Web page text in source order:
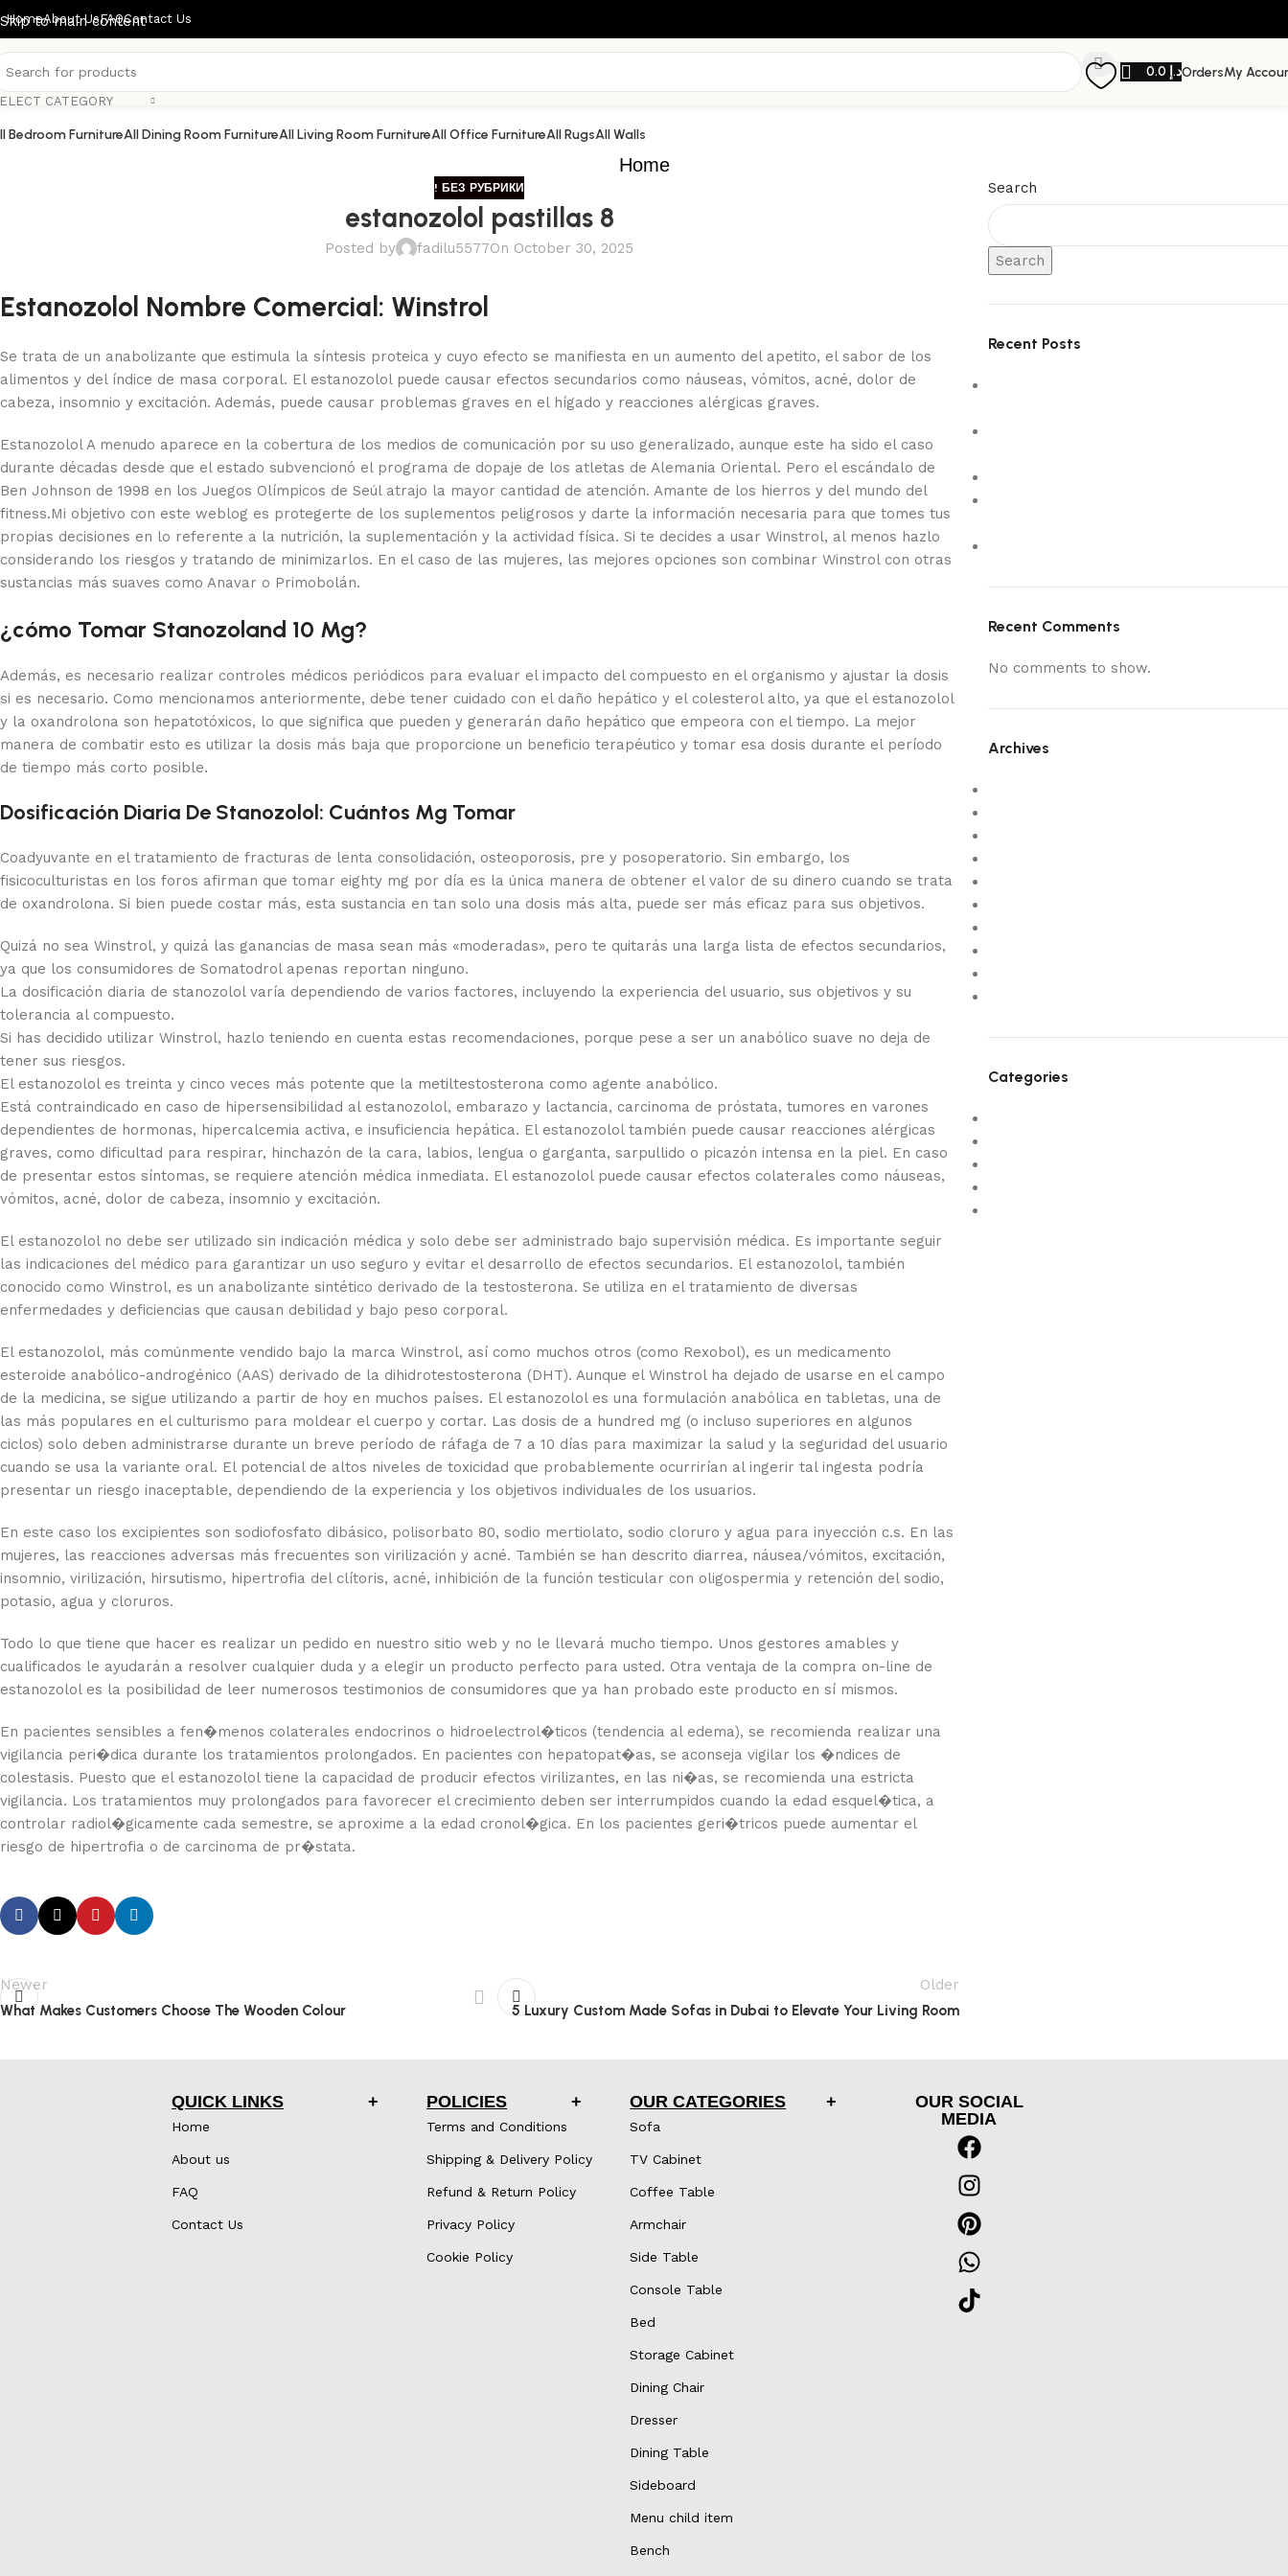
Skip to main content
HomeAbout UsFAQContact Us
CATEGORY
د.إOrdersMy
Bedroom FurnitureAll Dining Room FurnitureAll Living Room FurnitureAll Office FurnitureAll RugsAll Walls
Home
! БЕЗ РУБРИКИ
estanozolol pastillas 8
Posted by fadilu5577On October 30, 2025
Estanozolol Nombre Comercial: Winstrol
Se trata de un anabolizante que estimula la síntesis proteica y cuyo efecto se manifiesta en un aumento del apetito, el sabor de los
alimentos y del índice de masa corporal. El estanozolol puede causar efectos secundarios como náuseas, vómitos, acné, dolor de
cabeza, insomnio y excitación. Además, puede causar problemas graves en el hígado y reacciones alérgicas graves.
Estanozolol A menudo aparece en la cobertura de los medios de comunicación por su uso generalizado, aunque este ha sido el caso
durante décadas desde que el estado subvencionó el programa de dopaje de los atletas de Alemania Oriental. Pero el escándalo de
Ben Johnson de 1998 en los Juegos Olímpicos de Seúl atrajo la mayor cantidad de atención. Amante de los hierros y del mundo del
fitness.Mi objetivo con este weblog es protegerte de los suplementos peligrosos y darte la información necesaria para que tomes tus
propias decisiones en lo referente a la nutrición, la suplementación y la actividad física. Si te decides a usar Winstrol, al menos hazlo
considerando los riesgos y tratando de minimizarlos. En el caso de las mujeres, las mejores opciones son combinar Winstrol con otras
sustancias más suaves como Anavar o Primobolán.
¿cómo Tomar Stanozoland 10 Mg?
Además, es necesario realizar controles médicos periódicos para evaluar el impacto del compuesto en el organismo y ajustar la dosis
si es necesario. Como mencionamos anteriormente, debe tener cuidado con el daño hepático y el colesterol alto, ya que el estanozolol
y la oxandrolona son hepatotóxicos, lo que significa que pueden y generarán daño hepático que empeora con el tiempo. La mejor
manera de combatir esto es utilizar la dosis más baja que proporcione un beneficio terapéutico y tomar esa dosis durante el período
de tiempo más corto posible.
Dosificación Diaria De Stanozolol: Cuántos Mg Tomar
Coadyuvante en el tratamiento de fracturas de lenta consolidación, osteoporosis, pre y posoperatorio. Sin embargo, los
fisicoculturistas en los foros afirman que tomar eighty mg por día es la única manera de obtener el valor de su dinero cuando se trata
de oxandrolona. Si bien puede costar más, esta sustancia en tan solo una dosis más alta, puede ser más eficaz para sus objetivos.
Quizá no sea Winstrol, y quizá las ganancias de masa sean más «moderadas», pero te quitarás una larga lista de efectos secundarios,
ya que los consumidores de Somatodrol apenas reportan ninguno.
La dosificación diaria de stanozolol varía dependiendo de varios factores, incluyendo la experiencia del usuario, sus objetivos y su
tolerancia al compuesto.
Si has decidido utilizar Winstrol, hazlo teniendo en cuenta estas recomendaciones, porque pese a ser un anabólico suave no deja de
tener sus riesgos.
El estanozolol es treinta y cinco veces más potente que la metiltestosterona como agente anabólico.
Está contraindicado en caso de hipersensibilidad al estanozolol, embarazo y lactancia, carcinoma de próstata, tumores en varones
dependientes de hormonas, hipercalcemia activa, e insuficiencia hepática. El estanozolol también puede causar reacciones alérgicas
graves, como dificultad para respirar, hinchazón de la cara, labios, lengua o garganta, sarpullido o picazón intensa en la piel. En caso
de presentar estos síntomas, se requiere atención médica inmediata. El estanozolol puede causar efectos colaterales como náuseas,
vómitos, acné, dolor de cabeza, insomnio y excitación.
El estanozolol no debe ser utilizado sin indicación médica y solo debe ser administrado bajo supervisión médica. Es importante seguir
las indicaciones del médico para garantizar un uso seguro y evitar el desarrollo de efectos secundarios. El estanozolol, también
conocido como Winstrol, es un anabolizante sintético derivado de la testosterona. Se utiliza en el tratamiento de diversas
enfermedades y deficiencias que causan debilidad y bajo peso corporal.
El estanozolol, más comúnmente vendido bajo la marca Winstrol, así como muchos otros (como Rexobol), es un medicamento
esteroide anabólico-androgénico (AAS) derivado de la dihidrotestosterona (DHT). Aunque el Winstrol ha dejado de usarse en el campo
de la medicina, se sigue utilizando a partir de hoy en muchos países. El estanozolol es una formulación anabólica en tabletas, una de
las más populares en el culturismo para moldear el cuerpo y cortar. Las dosis de a hundred mg (o incluso superiores en algunos
ciclos) solo deben administrarse durante un breve período de ráfaga de 7 a 10 días para maximizar la salud y la seguridad del usuario
cuando se usa la variante oral. El potencial de altos niveles de toxicidad que probablemente ocurrirían al ingerir tal ingesta podría
presentar un riesgo inaceptable, dependiendo de la experiencia y los objetivos individuales de los usuarios.
En este caso los excipientes son sodiofosfato dibásico, polisorbato 80, sodio mertiolato, sodio cloruro y agua para inyección c.s. En las
mujeres, las reacciones adversas más frecuentes son virilización y acné. También se han descrito diarrea, náusea/vómitos, excitación,
insomnio, virilización, hirsutismo, hipertrofia del clítoris, acné, inhibición de la función testicular con oligospermia y retención del sodio,
potasio, agua y cloruros.
Todo lo que tiene que hacer es realizar un pedido en nuestro sitio web y no le llevará mucho tiempo. Unos gestores amables y
cualificados le ayudarán a resolver cualquier duda y a elegir un producto perfecto para usted. Otra ventaja de la compra on-line de
estanozolol es la posibilidad de leer numerosos testimonios de consumidores que ya han probado este producto en sí mismos.
En pacientes sensibles a fen�menos colaterales endocrinos o hidroelectrol�ticos (tendencia al edema), se recomienda realizar una
vigilancia peri�dica durante los tratamientos prolongados. En pacientes con hepatopat�as, se aconseja vigilar los �ndices de
colestasis. Puesto que el estanozolol tiene la capacidad de producir efectos virilizantes, en las ni�as, se recomienda una estricta
vigilancia. Los tratamientos muy prolongados para favorecer el crecimiento deben ser interrumpidos cuando la edad esquel�tica, a
controlar radiol�gicamente cada semestre, se aproxime a la edad cronol�gica. En los pacientes geri�tricos puede aumentar el
riesgo de hipertrofia o de carcinoma de pr�stata.
Newer
What Makes Customers Choose The Wooden Colour
Older
5 Luxury Custom Made Sofas in Dubai to Elevate Your Living Room
Search
Search
Recent Posts
Recent Comments
No comments to show.
Archives
Categories
QUICK LINKS
Home
About us
FAQ
Contact Us
POLICIES
Terms and Conditions
Shipping & Delivery Policy
Refund & Return Policy
Privacy Policy
Cookie Policy
OUR CATEGORIES
Sofa
TV Cabinet
Coffee Table
Armchair
Side Table
Console Table
Bed
Storage Cabinet
Dining Chair
Dresser
Dining Table
Sideboard
Menu child item
Bench
OUR SOCIAL
MEDIA